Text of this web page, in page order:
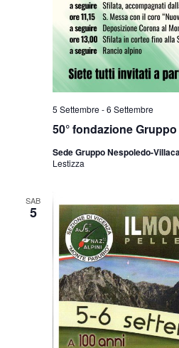
50° fondazione
5 Settembre -6 Settembre
Sede Gruppo Nespoledo-
Lestizza
SAB
5